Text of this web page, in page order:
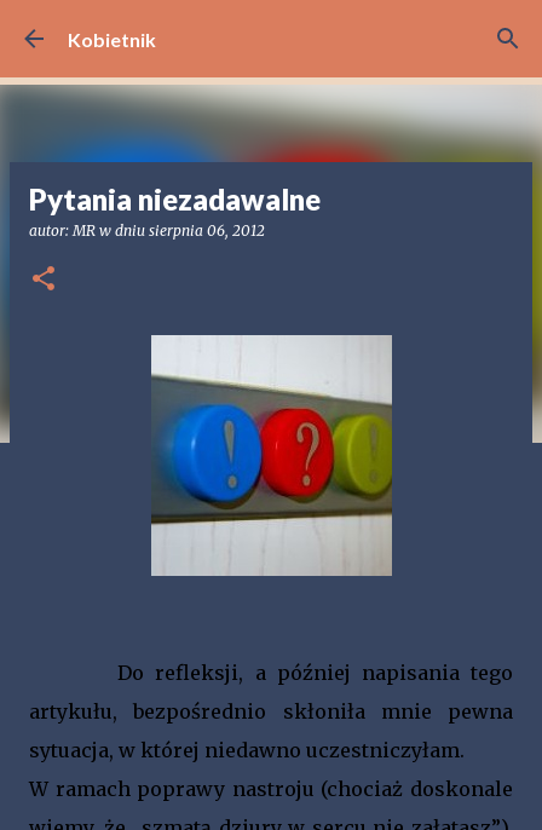
Przejdź do głównej zawartości
Kobietnik
Pytania niezadawalne
autor:MR w dniu sierpnia 06, 2012
Do refleksji, a później napisania tego
artykułu, bezpośrednio skłoniła mnie pewna
sytuacja, w której niedawno uczestniczyłam.
W ramach poprawy nastroju (chociaż doskonale